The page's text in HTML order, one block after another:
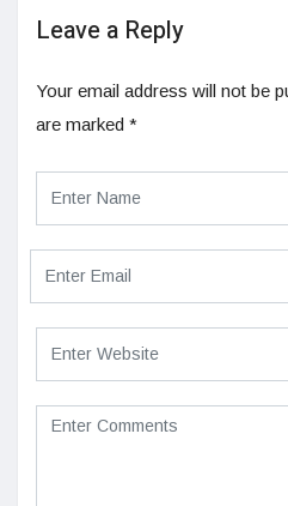
Leave a Reply
Your email address will not be
are marked *